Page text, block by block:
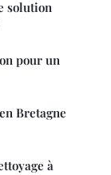
solution
pour un
Bretagne
à